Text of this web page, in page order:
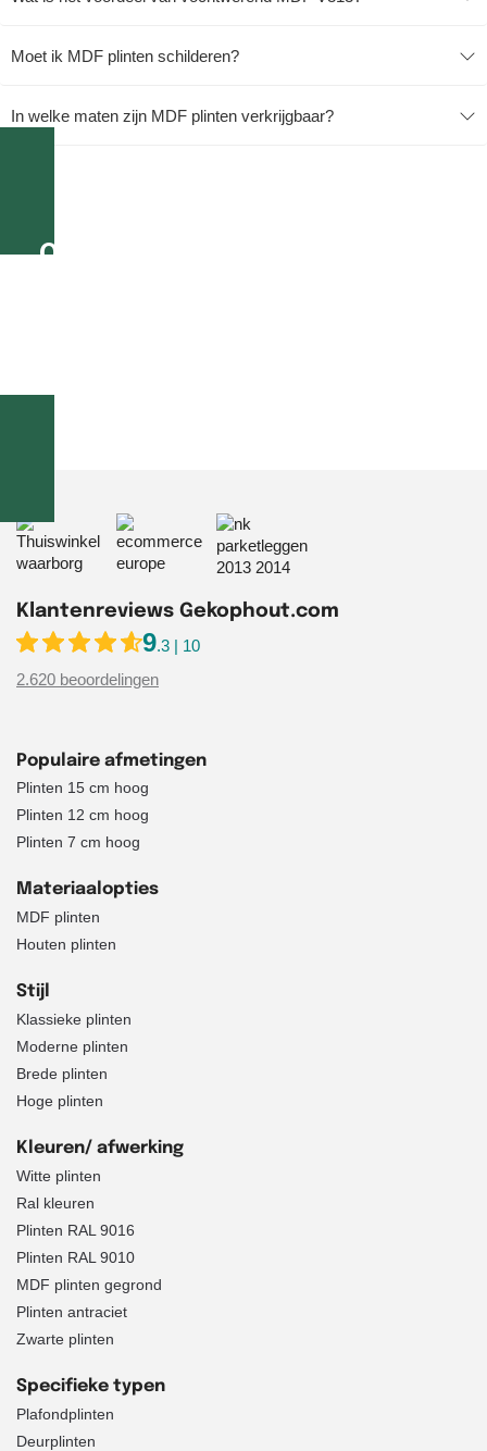
Moet ik MDF plinten schilderen?
In welke maten zijn MDF plinten verkrijgbaar?
Op werkdagen voor 16.00 uur
Klantenreviews Gekophout.com
9.3 | 10
2.620 beoordelingen
Populaire afmetingen
Plinten 15 cm hoog
Plinten 12 cm hoog
Plinten 7 cm hoog
Materiaalopties
MDF plinten
Houten plinten
Stijl
Klassieke plinten
Moderne plinten
Brede plinten
Hoge plinten
Kleuren/ afwerking
Witte plinten
Ral kleuren
Plinten RAL 9016
Plinten RAL 9010
MDF plinten gegrond
Plinten antraciet
Zwarte plinten
Specifieke typen
Plafondplinten
Deurplinten